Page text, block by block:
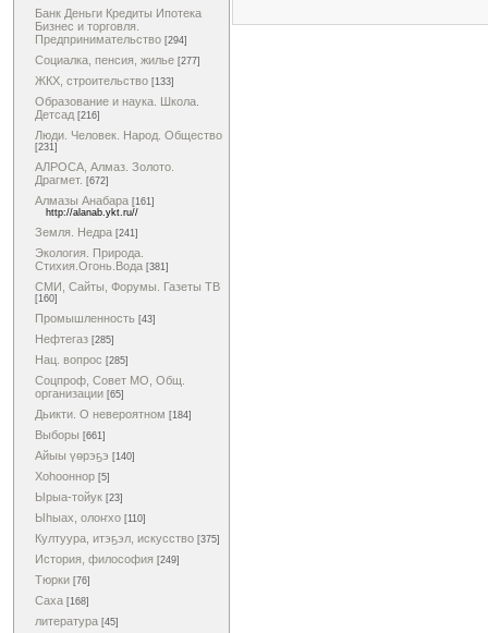
Банк Деньги Кредиты Ипотека
Бизнес и торговля.
Предпринимательство [294]
Социалка, пенсия, жилье [277]
ЖКХ, строительство [133]
Образование и наука. Школа.
Детсад [216]
Люди. Человек. Народ. Общество
[231]
АЛРОСА, Алмаз. Золото.
Драгмет. [672]
Алмазы Анабара [161]
http://alanab.ykt.ru//
Земля. Недра [241]
Экология. Природа.
Стихия.Огонь.Вода [381]
СМИ, Сайты, Форумы. Газеты ТВ
[160]
Промышленность [43]
Нефтегаз [285]
Нац. вопрос [285]
Соцпроф, Совет МО, Общ.
организации [65]
Дьикти. О невероятном [184]
Выборы [661]
Айыы үөрэҕэ [140]
Хоһооннор [5]
Ырыа-тойук [23]
Ыһыах, олоҥхо [110]
Култуура, итэҕэл, искусство [375]
История, философия [249]
Тюрки [76]
Саха [168]
литература [45]